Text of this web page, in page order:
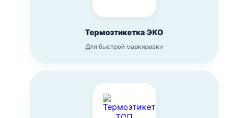
Термоэтикетка ЭКО
Для быстрой маркировки